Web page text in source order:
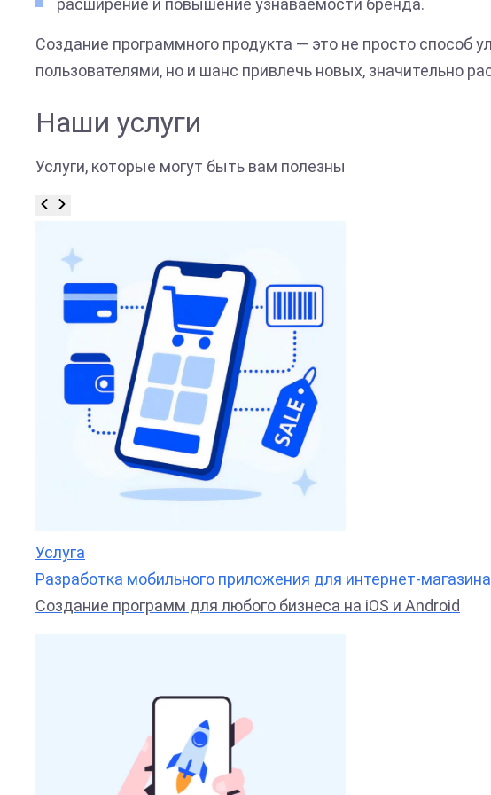
Создание программного продукта — это не просто
пользователями, но и шанс привлечь новых, значительно
Наши услуги
Услуги, которые могут быть вам полезны
Услуга
Разработка мобильного приложения для интернет-магазина
Создание программ для любого бизнеса на iOS и Android